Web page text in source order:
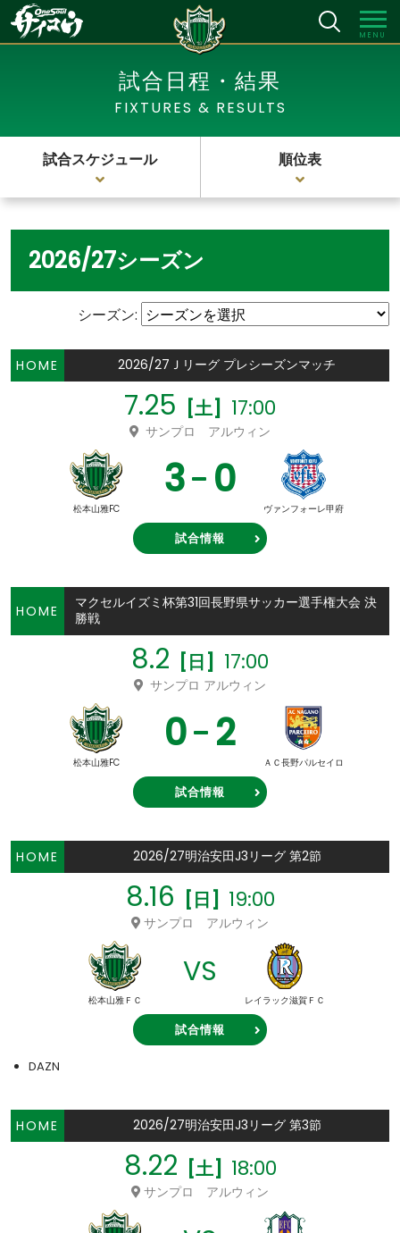
MENU
試合日程・結果
FIXTURES & RESULTS
試合スケジュール 順位表
2026/27シーズン
シーズン:
HOME 2026/27Ｊリーグ プレシーズンマッチ
7.25 [土] 17:00
サンプロ アルウィン
松本山雅FC
3 0
ヴァンフォーレ甲府
試合情報
HOME
マクセルイズミ杯第31回長野県サッカー選手権大会 決
勝戦
8.2 [日] 17:00
サンプロ アルウィン
松本山雅FC
0 2
ＡＣ長野パルセイロ
試合情報
HOME 2026/27明治安田J3リーグ 第2節
8.16 [日] 19:00
サンプロ アルウィン
松本山雅ＦＣ
VS
レイラック滋賀ＦＣ
試合情報
DAZN
HOME 2026/27明治安田J3リーグ 第3節
8.22 [土] 18:00
サンプロ アルウィン